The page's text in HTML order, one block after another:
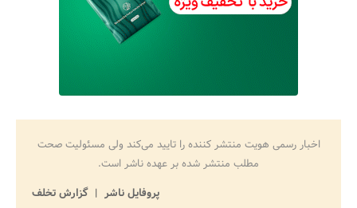
اخبار رسمی هویت منتشر کننده را تایید می‌کند ولی مسئولیت صحت
مطلب منتشر شده بر عهده ناشر است.
پروفایل ناشر
گزارش تخلف